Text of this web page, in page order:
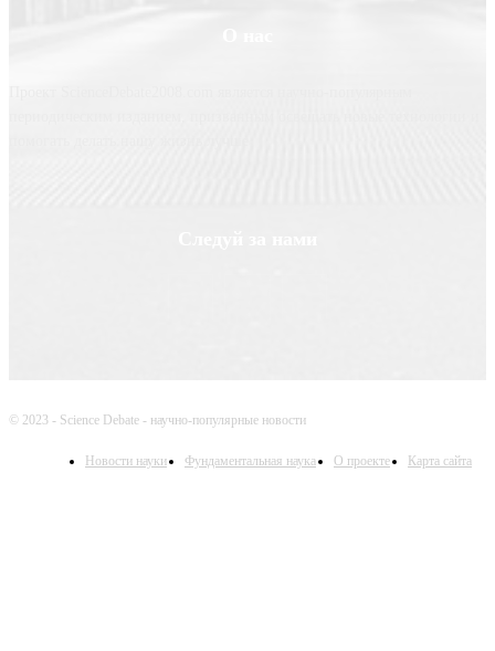
© 2023 - Science Debate - научно-популярные новости
Новости науки Фундаментальная наука О проекте Карта сайта